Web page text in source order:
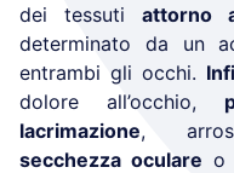
dei tessuti attorno
determinato da un
entrambi gli occhi.
dolore all’occhio,
lacrimazione,
secchezza oculare o